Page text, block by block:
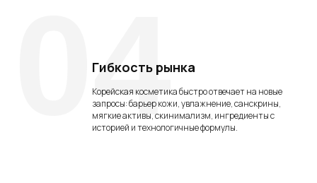
Гибкость рынка
Корейская косметика быстро отвечает на новые
запросы: барьер кожи, увлажнение, санскрины,
мягкие активы, скинимализм, ингредиенты с
историей и технологичные формулы.
04